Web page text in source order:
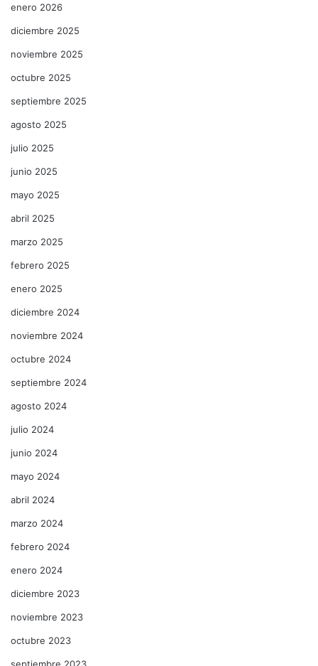
enero 2026
diciembre 2025
noviembre 2025
octubre 2025
septiembre 2025
agosto 2025
julio 2025
junio 2025
mayo 2025
abril 2025
marzo 2025
febrero 2025
enero 2025
diciembre 2024
noviembre 2024
octubre 2024
septiembre 2024
agosto 2024
julio 2024
junio 2024
mayo 2024
abril 2024
marzo 2024
febrero 2024
enero 2024
diciembre 2023
noviembre 2023
octubre 2023